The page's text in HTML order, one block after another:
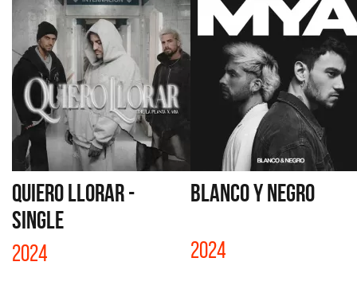
QUIERO LLORAR -
SINGLE
2024
BLANCO Y NEGRO
2024